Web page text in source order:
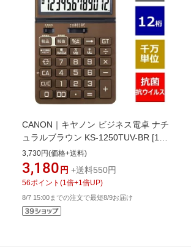
CANON｜キヤノン ビジネス電卓 ナチ
ュラルブラウン KS-1250TUV-BR [12
桁]
3,730円(価格+送料)
3,180 円 +送料550円
56ポイント (1 倍+1 倍UP)
8/7 15:00までの注文で最短8/9お届け